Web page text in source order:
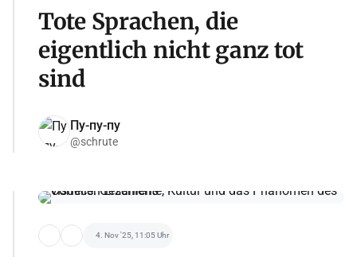
Tote Sprachen, die
eigentlich nicht ganz tot
sind
Пу-пу-пу
@schrute
4. Nov '25, 11:05 Uhr